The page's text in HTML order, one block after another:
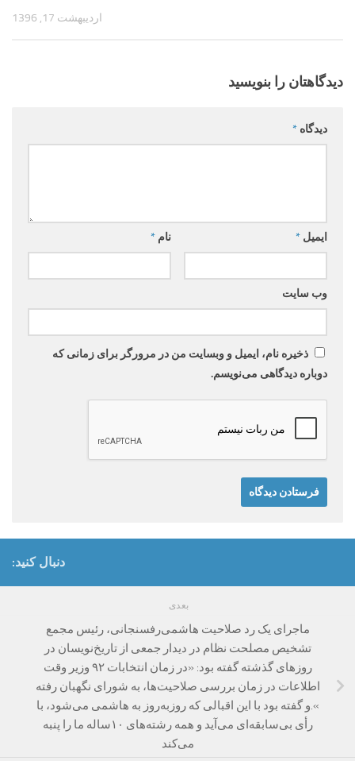
اردیبهشت 17, 1396
دیدگاهتان را بنویسید
دیدگاه *
نام * ایمیل *
وب‌ سایت
ذخیره نام، ایمیل و وبسایت من در مرورگر برای زمانی که
دوباره دیدگاهی می‌نویسم.
دنبال کنید:
بعدی
ماجرای یک رد صلاحیت هاشمی‌رفسنجانی، رئیس مجمع
تشخیص مصلحت نظام در دیدار جمعی از تاریخ‌نویسان در
روزهای گذشته گفته بود: «در زمان انتخابات ۹۲ وزیر وقت
اطلاعات در زمان بررسی صلاحیت‌ها، به شورای نگهبان رفته
».و گفته بود با این اقبالی که روز‌به‌روز به هاشمی می‌شود، با
رأی بی‌سابقه‌ای می‌آید و همه رشته‌های ۱۰ساله ما را پنبه
می‌کند